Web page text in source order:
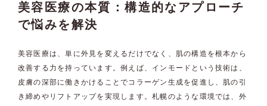
美容医療の本質：構造的なアプローチ
で悩みを解決
美容医療は、単に外見を変えるだけでなく、肌の構造を根本から
改善する力を持っています。例えば、インモードという技術は、
皮膚の深部に働きかけることでコラーゲン生成を促進し、肌の引
き締めやリフトアップを実現します。札幌のような環境では、外